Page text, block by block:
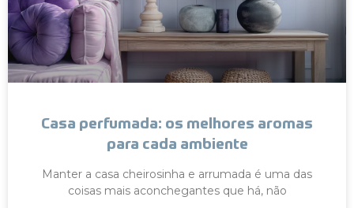
Casa perfumada: os melhores aromas
para cada ambiente
Manter a casa cheirosinha e arrumada é uma das
coisas mais aconchegantes que há, não